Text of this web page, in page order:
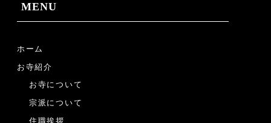
MENU
ホーム
お寺紹介
お寺について
宗派について
住職挨拶